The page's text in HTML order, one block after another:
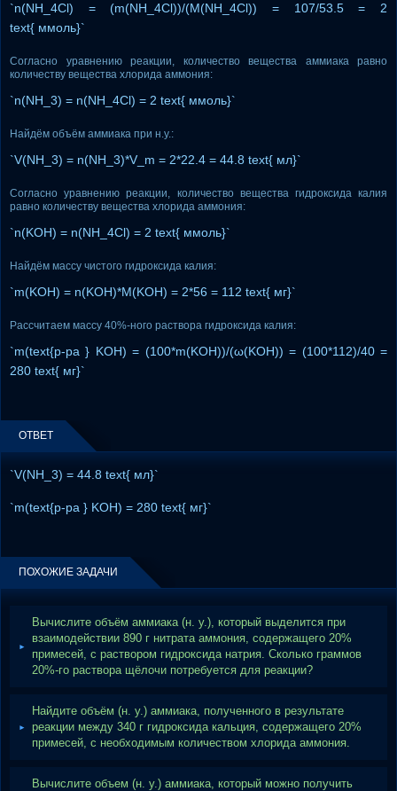
`n(NH_4Cl) = (m(NH_4Cl))/(M(NH_4Cl)) = 107/53.5 = 2
text{ ммоль}`
Согласно уравнению реакции, количество вещества аммиака равно
количеству вещества хлорида аммония:
`n(NH_3) = n(NH_4Cl) = 2 text{ ммоль}`
Найдём объём аммиака при н.у.:
`V(NH_3) = n(NH_3)*V_m = 2*22.4 = 44.8 text{ мл}`
Согласно уравнению реакции, количество вещества гидроксида калия
равно количеству вещества хлорида аммония:
`n(KOH) = n(NH_4Cl) = 2 text{ ммоль}`
Найдём массу чистого гидроксида калия:
`m(KOH) = n(KOH)*M(KOH) = 2*56 = 112 text{ мг}`
Рассчитаем массу 40%-ного раствора гидроксида калия:
`m(text{р-ра } KOH) = (100*m(KOH))/(ω(KOH)) = (100*112)/40 =
280 text{ мг}`
ОТВЕТ
`V(NH_3) = 44.8 text{ мл}`
`m(text{р-ра } KOH) = 280 text{ мг}`
ПОХОЖИЕ ЗАДАЧИ
Вычислите объём аммиака (н. у.), который выделится при
взаимодействии 890 г нитрата аммония, содержащего 20%
примесей, с раствором гидроксида натрия. Сколько граммов
20%-го раствора щёлочи потребуется для реакции?
Найдите объём (н. у.) аммиака, полученного в результате
реакции между 340 г гидроксида кальция, содержащего 20%
примесей, с необходимым количеством хлорида аммония.
Вычислите объем (н. у.) аммиака, который можно получить